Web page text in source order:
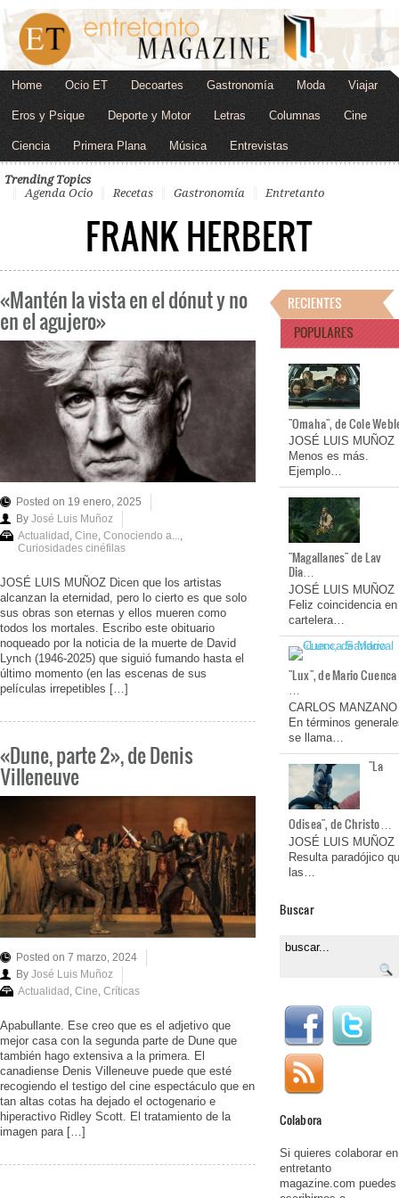
Home Ocio ET Decoartes Gastronomía Moda Viajar
Eros y Psique Deporte y Motor Letras Columnas Cine
Ciencia Primera Plana Música Entrevistas
Trending Topics
Agenda Ocio
Recetas Gastronomía Entretanto
FRANK HERBERT
«Mantén la vista en el dónut y no
en el agujero»
Posted on 19 enero, 2025
By José Luis Muñoz
Actualidad, Cine, Conociendo a...,
Curiosidades cinéfilas
JOSÉ LUIS MUÑOZ Dicen que los artistas
alcanzan la eternidad, pero lo cierto es que solo
sus obras son eternas y ellos mueren como
todos los mortales. Escribo este obituario
noqueado por la noticia de la muerte de David
Lynch (1946-2025) que siguió fumando hasta el
último momento (en las escenas de sus
películas irrepetibles […]
«Dune, parte 2», de Denis
Villeneuve
Posted on 7 marzo, 2024
By José Luis Muñoz
Actualidad , Cine, Críticas
Apabullante. Ese creo que es el adjetivo que
mejor casa con la segunda parte de Dune que
también hago extensiva a la primera. El
canadiense Denis Villeneuve puede que esté
recogiendo el testigo del cine espectáculo que en
tan altas cotas ha dejado el octogenario e
hiperactivo Ridley Scott. El tratamiento de la
imagen para […]
RECIENTES
POPULARES
"Omaha", de Cole
JOSÉ LUIS MUÑOZ
Menos es más.
Ejemplo…
"Magallanes" de Lav
Dia…
JOSÉ LUIS MUÑOZ
Feliz coincidencia en
cartelera…
"Lux", de Mario Cuenca
…
CARLOS MANZANO
En términos
se llama…
"La
Odisea", de Christo…
JOSÉ LUIS MUÑOZ
Resulta paradójico
las…
Buscar
Colabora
Si quieres colaborar en
entretanto
magazine.com puedes